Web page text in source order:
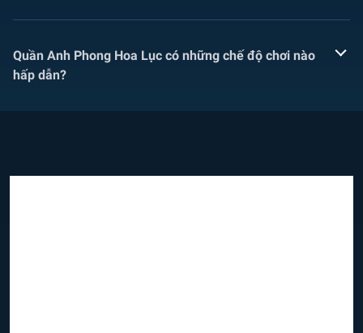
Quần Anh Phong Hoa Lục có những chế độ chơi nào
hấp dẫn?